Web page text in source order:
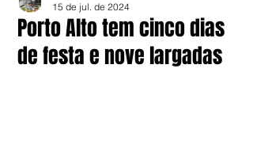
Porto Alto tem cinco dias
de festa e nove largadas
15 de jul. de 2024